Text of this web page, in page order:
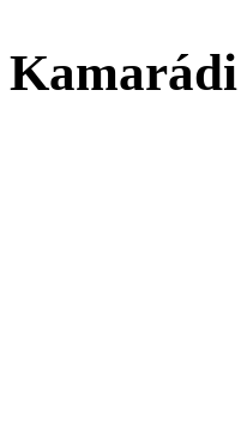
Kamarádi